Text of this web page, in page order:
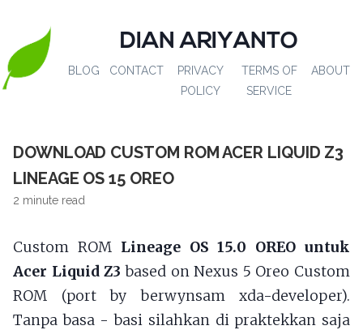
DIAN ARIYANTO
BLOG CONTACT
PRIVACY
POLICY
TERMS OF
SERVICE
ABOUT
DOWNLOAD CUSTOM ROM ACER LIQUID Z3
LINEAGE OS 15 OREO
2 minute read
Custom ROM Lineage OS 15.0 OREO untuk
Acer Liquid Z3 based on Nexus 5 Oreo Custom
ROM (port by berwynsam xda-developer).
Tanpa basa - basi silahkan di praktekkan saja